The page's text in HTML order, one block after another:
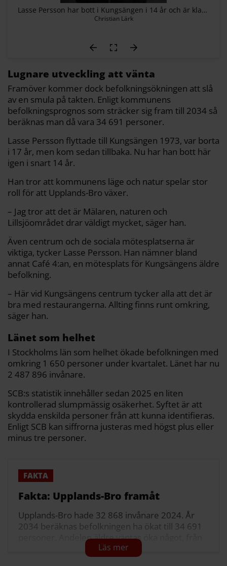
Lasse Persson har bott i Kungsängen i 14 år och är klar över vad han tror lockar fler och fler till Upplands-Bro.
Christian Lärk
Lugnare utveckling att vänta
Framöver kommer dock befolkningsökningen att slå
av en smula på takten. Enligt kommunens
befolkningsprognos som sträcker sig fram till 2034 så
beräknas man då vara 34 691 personer.
Lasse Persson flyttade till Kungsängen 1973, var borta
i 17 år, men kom sedan tillbaka. Nu har han bott här
igen i snart 14 år.
Han tror att kommunens läge och natur spelar stor
roll för att Upplands-Bro växer.
– Jag tror att det är Mälaren, naturen och
Lillsjöområdet drar väldigt mycket, säger han.
Även centrum och de sociala mötesplatserna är
viktiga, tycker Lasse Persson. Han nämner bland
annat Café 4:an, en mötesplats för Kungsängens äldre
befolkning.
– Här vid Kungsängens centrum tycker alla att det är
bra med restaurangerna. Allting finns runt omkring,
säger han.
Länet som helhet
I Stockholms län som helhet ökade befolkningen med
omkring 1 650 personer under kvartalet. Länet har nu
2 487 896 invånare.
SCB:s statistik innehåller sedan 2025 en liten
kontrollerad slumpmässig osäkerhet. Syftet är att
skydda enskilda personer från att kunna identifieras.
Enligt SCB kan siffrorna justeras med högst plus eller
minus tre personer.
Fakta: Upplands-Bro framåt
Upplands-Bro hade 32 868 invånare 2024. År
2034 beräknas befolkningen ha ökat till 34 691
personer. Andelen äldre väntas öka något, från
15 till 16 procent, medan gruppen 25–64 år
ligger kvar på 52 procent.